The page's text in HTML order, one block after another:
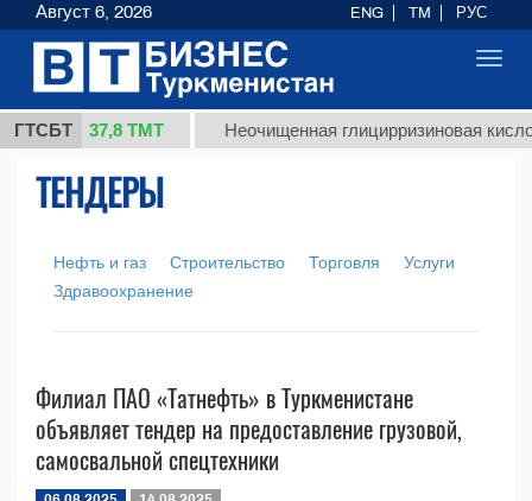
ГТСБТ
1 (кг.) 37,8 ТМТ Неочищенная глицирризиновая
ТЕНДЕРЫ
Нефть и газ Строительство Торговля
Услуги
Здравоохранение
Филиал ПАО «Татнефть» в Туркменистане
объявляет тендер на предоставление грузовой,
самосвальной спецтехники
Август 6, 2026 ENG TM РУС